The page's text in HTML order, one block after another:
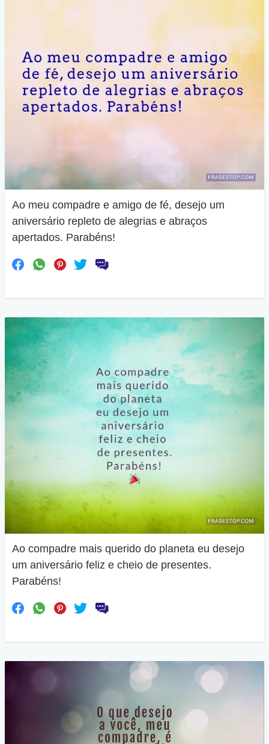
Ao meu compadre e amigo de fé, desejo um
aniversário repleto de alegrias e abraços
apertados. Parabéns!
Ao compadre mais querido do planeta eu desejo
um aniversário feliz e cheio de presentes.
Parabéns!